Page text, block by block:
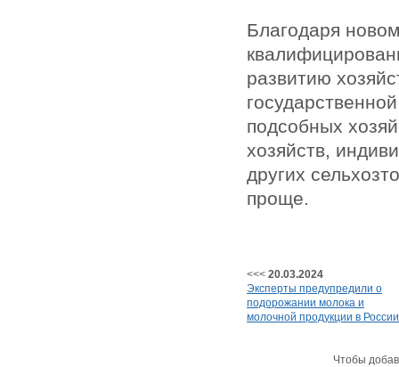
Благодаря
развитию
подсобных
хозяйств,
других
проще.
<<< 20.03.2024
Эксперты предупредили о
подорожании молока и
молочной продукции в России
Чтобы